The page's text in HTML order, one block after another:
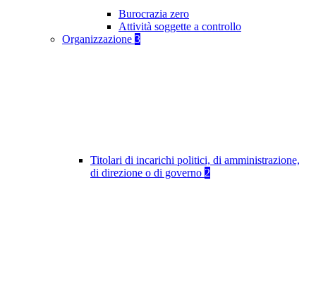
Burocrazia zero
Attività soggette a controllo
Organizzazione 3
Titolari di incarichi politici, di amministrazione,
di direzione o di governo 2